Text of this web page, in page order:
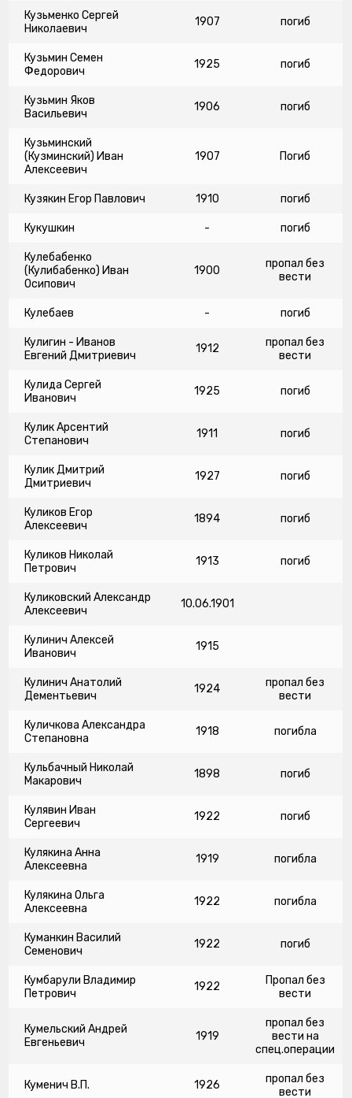
Кузьменко Сергей
Николаевич
1907 погиб
Кузьмин Семен
Федорович
1925 погиб
Кузьмин Яков
Васильевич
1906 погиб
Кузьминский
(Кузминский) Иван
Алексеевич
1907 Погиб
Кузякин Егор Павлович 1910 погиб
Кукушкин - погиб
Кулебабенко
(Кулибабенко) Иван
Осипович
1900
пропал без
вести
Кулебаев - погиб
Кулигин - Иванов
Евгений Дмитриевич
1912
пропал без
вести
Кулида Сергей
Иванович
1925 погиб
Кулик Арсентий
Степанович
1911 погиб
Кулик Дмитрий
Дмитриевич
1927 погиб
Куликов Егор
Алексеевич
1894 погиб
Куликов Николай
Петрович
1913 погиб
Куликовский Александр
Алексеевич
10.06.1901
Кулинич Алексей
Иванович
1915
Кулинич Анатолий
Дементьевич
1924
пропал без
вести
Куличкова Александра
Степановна
1918 погибла
Кульбачный Николай
Макарович
1898 погиб
Кулявин Иван
Сергеевич
1922 погиб
Кулякина Анна
Алексеевна
1919 погибла
Кулякина Ольга
Алексеевна
1922 погибла
Куманкин Василий
Семенович
1922 погиб
Кумбарули Владимир
Петрович
1922
Пропал без
вести
Кумельский Андрей
Евгеньевич
1919
пропал без
вести на
спец.операции
Куменич В.П. 1926
пропал без
вести